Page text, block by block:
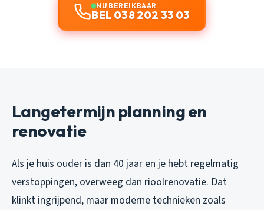
NU BEREIKBAAR
BEL 038 202 33 03
Langetermijn planning en
renovatie
Als je huis ouder is dan 40 jaar en je hebt regelmatig
verstoppingen, overweeg dan rioolrenovatie. Dat
klinkt ingrijpend, maar moderne technieken zoals